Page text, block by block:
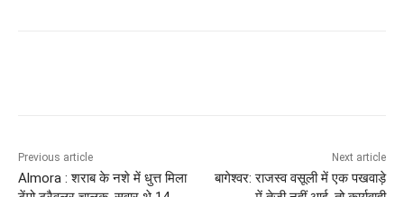
Previous article
Almora : शराब के नशे में धुत्त मिला
Next article
बागेश्वर: राजस्व वसूली में एक पखवाड़े